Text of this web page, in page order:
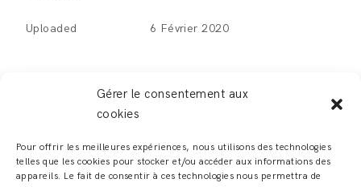
Gérer le consentement aux
cookies
Pour offrir les meilleures expériences, nous utilisons des technologies
telles que les cookies pour stocker et/ou accéder aux informations des
appareils. Le fait de consentir à ces technologies nous permettra de
Uploaded 6 Février 2020
LEAVE A REPLY
Vous devezvous connecterpour publier un